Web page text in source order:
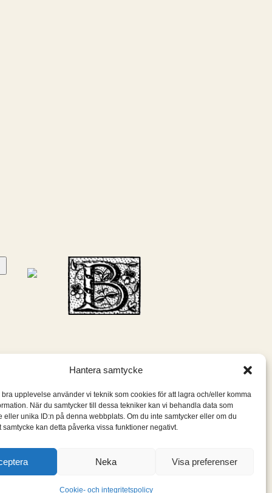
Hantera samtycke
bra upplevelse använder vi teknik som cookies för att lagra och/eller komma
När du samtycker till dessa tekniker kan vi behandla data som
eller unika ID:n på denna webbplats. Om du inte samtycker eller om du
samtycke kan detta påverka vissa funktioner negativt.
Neka Visa preferenser
Cookie- och integritetspolicy